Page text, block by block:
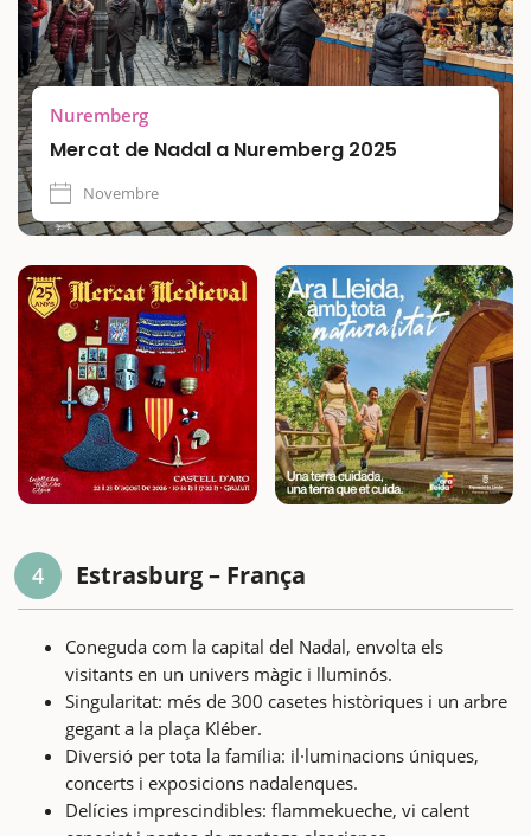
Nuremberg
Mercat de Nadal a Nuremberg 2025
Novembre
4 Estrasburg – França
Coneguda com la capital del Nadal, envolta els
visitants en un univers màgic i lluminós.
Singularitat: més de 300 casetes històriques i un arbre
gegant a la plaça Kléber.
Diversió per tota la família: il·luminacions úniques,
concerts i exposicions nadalenques.
Delícies imprescindibles: flammekueche, vi calent